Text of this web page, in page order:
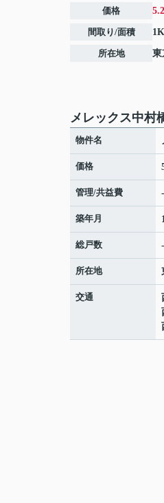
価格
間取り/面積
所在地 東
メレックス中村
物件名
価格
管理/共益費 -
築年月
総戸数 -
所在地
交通